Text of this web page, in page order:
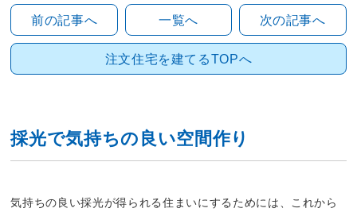
前の記事へ 一覧へ 次の記事へ
注文住宅を建てるTOPへ
採光で気持ちの良い空間作り
気持ちの良い採光が得られる住まいにするためには、これから